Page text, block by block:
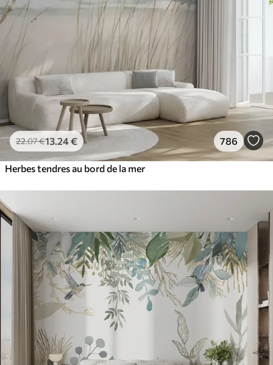
22.07€13 .24€ 786
Herbes tendres au bord de la mer